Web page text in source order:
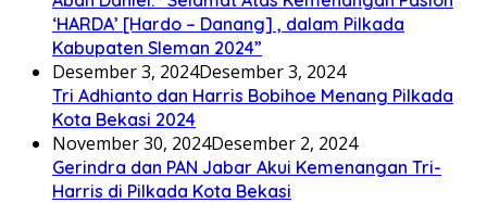
‘HARDA’ [Hardo – Danang] , dalam Pilkada
Kabupaten Sleman 2024”
Desember 3, 2024Desember 3, 2024
Tri Adhianto dan Harris Bobihoe Menang Pilkada
Kota Bekasi 2024
November 30, 2024Desember 2, 2024
Gerindra dan PAN Jabar Akui Kemenangan Tri-
Harris di Pilkada Kota Bekasi